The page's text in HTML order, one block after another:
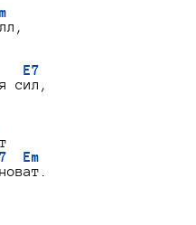
E7
сил,
Em